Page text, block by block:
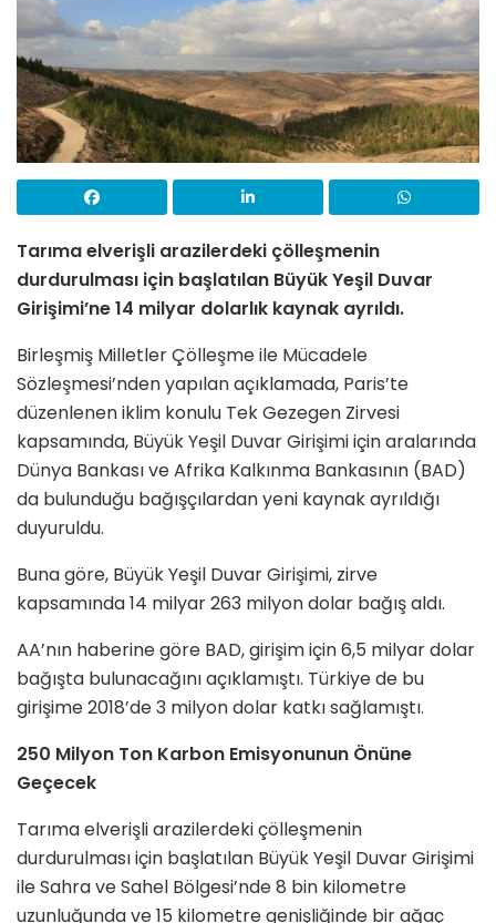
Tarıma elverişli arazilerdeki çölleşmenin
durdurulması için başlatılan Büyük Yeşil Duvar
Girişimi’ne 14 milyar dolarlık kaynak ayrıldı.
Birleşmiş Milletler Çölleşme ile Mücadele
Sözleşmesi’nden yapılan açıklamada, Paris’te
düzenlenen iklim konulu Tek Gezegen Zirvesi
kapsamında, Büyük Yeşil Duvar Girişimi için aralarında
Dünya Bankası ve Afrika Kalkınma Bankasının (BAD)
da bulunduğu bağışçılardan yeni kaynak ayrıldığı
duyuruldu.
Buna göre, Büyük Yeşil Duvar Girişimi, zirve
kapsamında 14 milyar 263 milyon dolar bağış aldı.
AA’nın haberine göre BAD, girişim için 6,5 milyar dolar
bağışta bulunacağını açıklamıştı. Türkiye de bu
girişime 2018’de 3 milyon dolar katkı sağlamıştı.
250 Milyon Ton Karbon Emisyonunun Önüne
Geçecek
Tarıma elverişli arazilerdeki çölleşmenin
durdurulması için başlatılan Büyük Yeşil Duvar Girişimi
ile Sahra ve Sahel Bölgesi’nde 8 bin kilometre
uzunluğunda ve 15 kilometre genişliğinde bir ağaç